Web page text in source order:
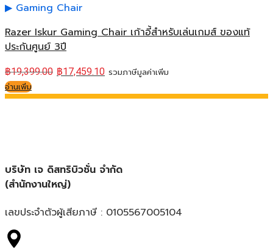
Gaming Chair
Razer Iskur Gaming Chair เก้าอี้สำหรับเล่นเกมส์ ของแท้
ประกันศูนย์ 3ปี
฿19,399.00 ฿17,459.10 รวมภาษีมูลค่าเพิ่ม
อ่านเพิ่ม
บริษัท เจ ดิสทริบิวชั่น จำกัด
(สำนักงานใหญ่)
เลขประจำตัวผู้เสียภาษี : 0105567005104